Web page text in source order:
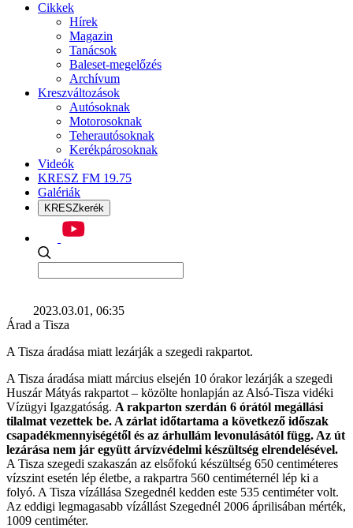
Cikkek
Hírek
Magazin
Tanácsok
Baleset-megelőzés
Archívum
Kreszváltozások
Autósoknak
Motorosoknak
Teherautósoknak
Kerékpárosoknak
Videók
KRESZ FM 19.75
Galériák
KRESZkerék
2023.03.01, 06:35
Árad a Tisza
A Tisza áradása miatt lezárják a szegedi rakpartot.
A Tisza áradása miatt március elsején 10 órakor lezárják a szegedi
Huszár Mátyás rakpartot – közölte honlapján az Alsó-Tisza vidéki
Vízügyi Igazgatóság. A rakparton szerdán 6 órától megállási
tilalmat vezettek be. A zárlat időtartama a következő időszak
csapadékmennyiségétől és az árhullám levonulásától függ. Az út
lezárása nem jár együtt árvízvédelmi készültség elrendelésével.
A Tisza szegedi szakaszán az elsőfokú készültség 650 centiméteres
vízszint esetén lép életbe, a rakpartra 560 centiméternél lép ki a
folyó. A Tisza vízállása Szegednél kedden este 535 centiméter volt.
Az eddigi legmagasabb vízállást Szegednél 2006 áprilisában mérték,
1009 centiméter.